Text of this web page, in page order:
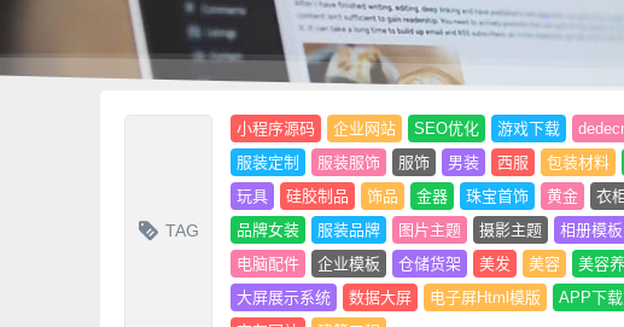
TAG
小程序源码 企业网站 SEO优化 游戏下载
服装定制
服装服饰 服饰 男装 西服 包装材料
玩具
硅胶制品 饰品 金器 珠宝首饰 黄金 衣
品牌女装
服装品牌 图片主题 摄影主题 相册模板
电脑配件
企业模板 仓储货架 美发 美容 美容
大屏展示系统
数据大屏 电子屏Html模版 APP下